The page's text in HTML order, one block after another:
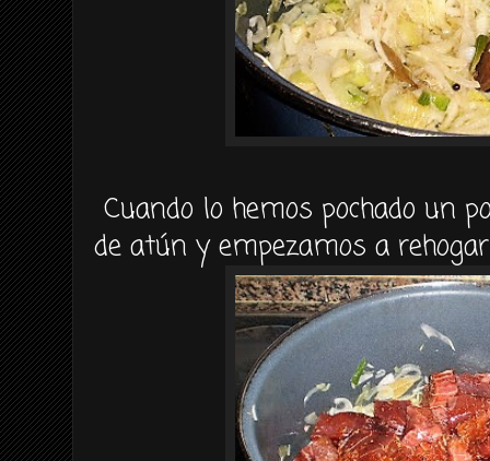
Cuando lo hemos pochado un
deatún y empezamos a rehogar